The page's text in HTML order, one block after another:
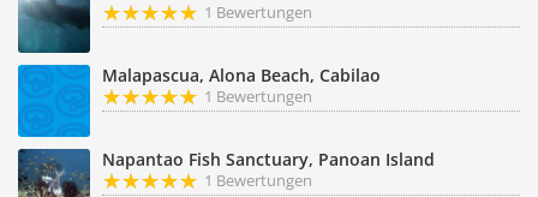
1 Bewertungen
Malapascua, Alona Beach, Cabilao
1 Bewertungen
Napantao Fish Sanctuary, Panoan Island
1 Bewertungen